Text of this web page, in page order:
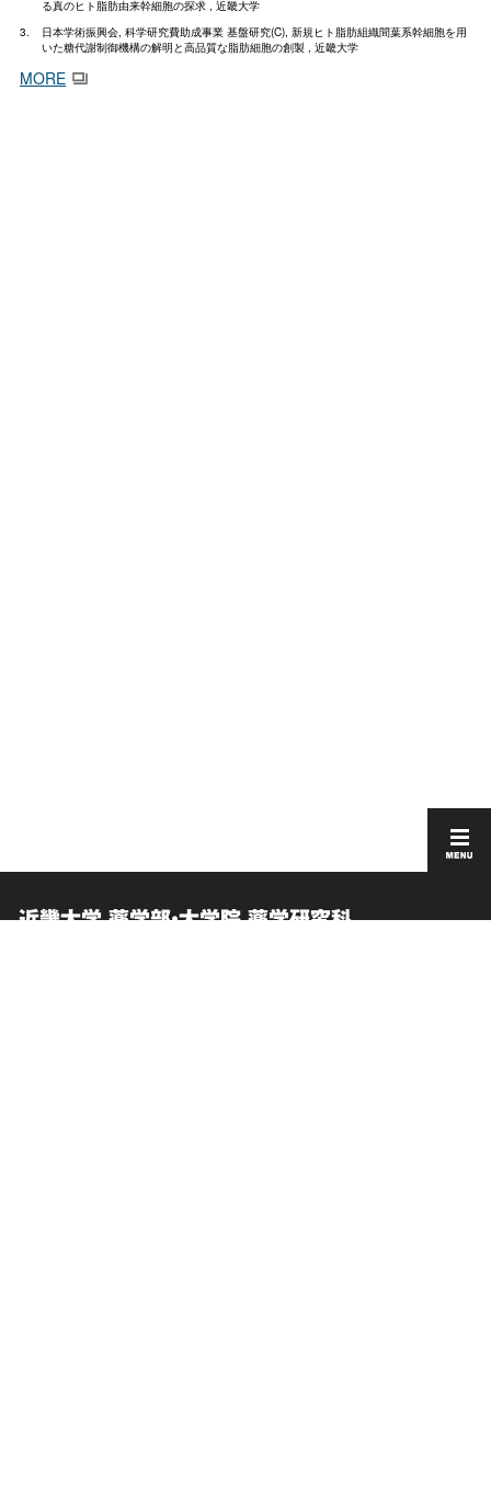
る真のヒト脂肪由来幹細胞の探求 , 近畿大学
日本学術振興会, 科学研究費助成事業 基盤研究(C), 新規ヒト脂肪組織間葉系幹細胞を用
いた糖代謝制御機構の解明と高品質な脂肪細胞の創製 , 近畿大学
MORE
近畿大学 薬学部・大学院 薬学研究科